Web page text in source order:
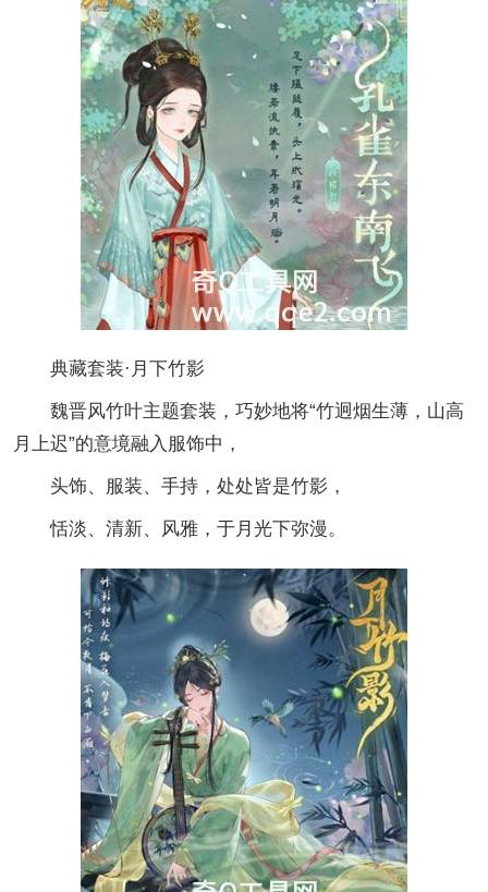
典藏套装·月下竹影
魏晋风竹叶主题套装，巧妙地将“竹迥烟生薄，山高
月上迟”的意境融入服饰中，
头饰、服装、手持，处处皆是竹影，
恬淡、清新、风雅，于月光下弥漫。